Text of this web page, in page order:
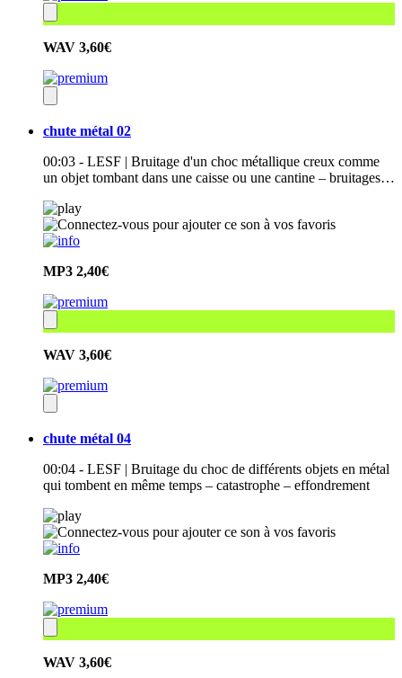
WAV 3,60€
chute métal 02
00:03 - LESF | Bruitage d'un choc métallique creux comme
un objet tombant dans une caisse ou une cantine – bruitages…
MP3 2,40€
WAV 3,60€
chute métal 04
00:04 - LESF | Bruitage du choc de différents objets en métal
qui tombent en même temps – catastrophe – effondrement
MP3 2,40€
WAV 3,60€